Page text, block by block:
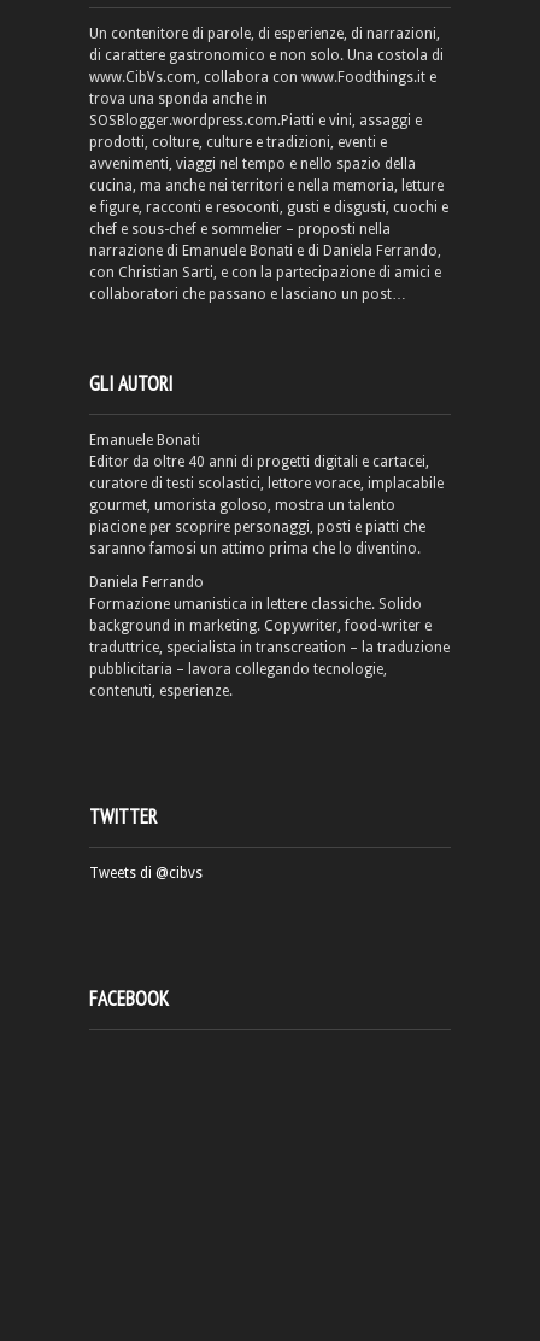
Un contenitore di parole, di esperienze, di narrazioni,
di carattere gastronomico e non solo. Una costola di
www.CibVs.com, collabora con www.Foodthings.it e
trova una sponda anche in
SOSBlogger.wordpress.com.Piatti e vini, assaggi e
prodotti, colture, culture e tradizioni, eventi e
avvenimenti, viaggi nel tempo e nello spazio della
cucina, ma anche nei territori e nella memoria, letture
e figure, racconti e resoconti, gusti e disgusti, cuochi e
chef e sous-chef e sommelier – proposti nella
narrazione di Emanuele Bonati e di Daniela Ferrando,
con Christian Sarti, e con la partecipazione di amici e
collaboratori che passano e lasciano un post…
GLI AUTORI
Emanuele Bonati
Editor da oltre 40 anni di progetti digitali e cartacei,
curatore di testi scolastici, lettore vorace, implacabile
gourmet, umorista goloso, mostra un talento
piacione per scoprire personaggi, posti e piatti che
saranno famosi un attimo prima che lo diventino.
Daniela Ferrando
Formazione umanistica in lettere classiche. Solido
background in marketing. Copywriter, food-writer e
traduttrice, specialista in transcreation – la traduzione
pubblicitaria – lavora collegando tecnologie,
contenuti, esperienze.
TWITTER
Tweets di @cibvs
FACEBOOK